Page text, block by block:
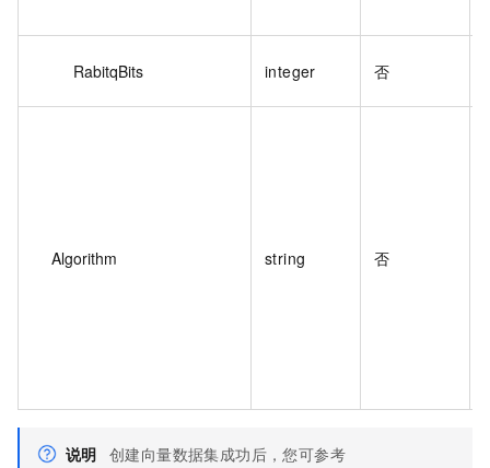
RabitqBits integer 否
Algorithm string 否
说明 创建向量数据集成功后，您可参考